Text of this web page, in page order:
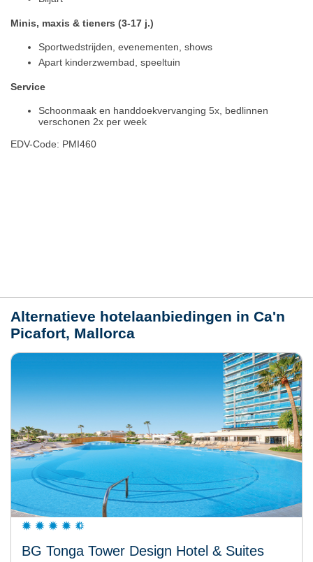
Minis, maxis & tieners (3-17 j.)
Sportwedstrijden, evenementen, shows
Apart kinderzwembad, speeltuin
Service
Schoonmaak en handdoekvervanging 5x, bedlinnen
verschonen 2x per week
EDV-Code: PMI460
Alternatieve hotelaanbiedingen in Ca'n
Picafort, Mallorca
BG Tonga Tower Design Hotel & Suites